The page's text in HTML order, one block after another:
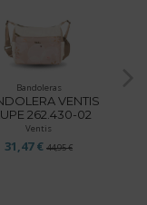
Bandoleras
VENTIS
262.430-02
Ventis
31,47 € 44,95 €